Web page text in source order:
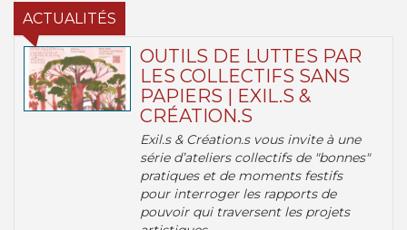
ACTUALITÉS
OUTILS DE LUTTES PAR
LES COLLECTIFS SANS
PAPIERS | EXIL.S &
CRÉATION.S
Exil.s & Création.s vous invite à une
série d’ateliers collectifs de "bonnes"
pratiques et de moments festifs
pour interroger les rapports de
pouvoir qui traversent les projets